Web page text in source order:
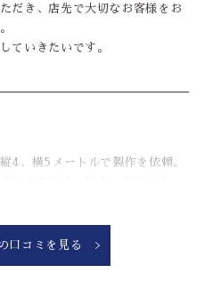
だき、店先で大切なお客様をお
ていきたいです。
4、横5メートルで製作を依頼。
とさらに◎
口コミを見る